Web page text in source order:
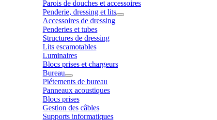
Parois de douches et accessoires
Penderie, dressing et lits
Accessoires de dressing
Penderies et tubes
Structures de dressing
Lits escamotables
Luminaires
Blocs prises et chargeurs
Bureau
Piétements de bureau
Panneaux acoustiques
Blocs prises
Gestion des câbles
Supports informatiques